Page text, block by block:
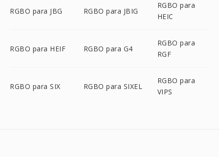
RGBO para JBG RGBO para JBIG
RGBO para
HEIC
RGBO para HEIF RGBO para G4
RGBO para
RGF
RGBO para SIX RGBO para SIXEL
RGBO para
VIPS